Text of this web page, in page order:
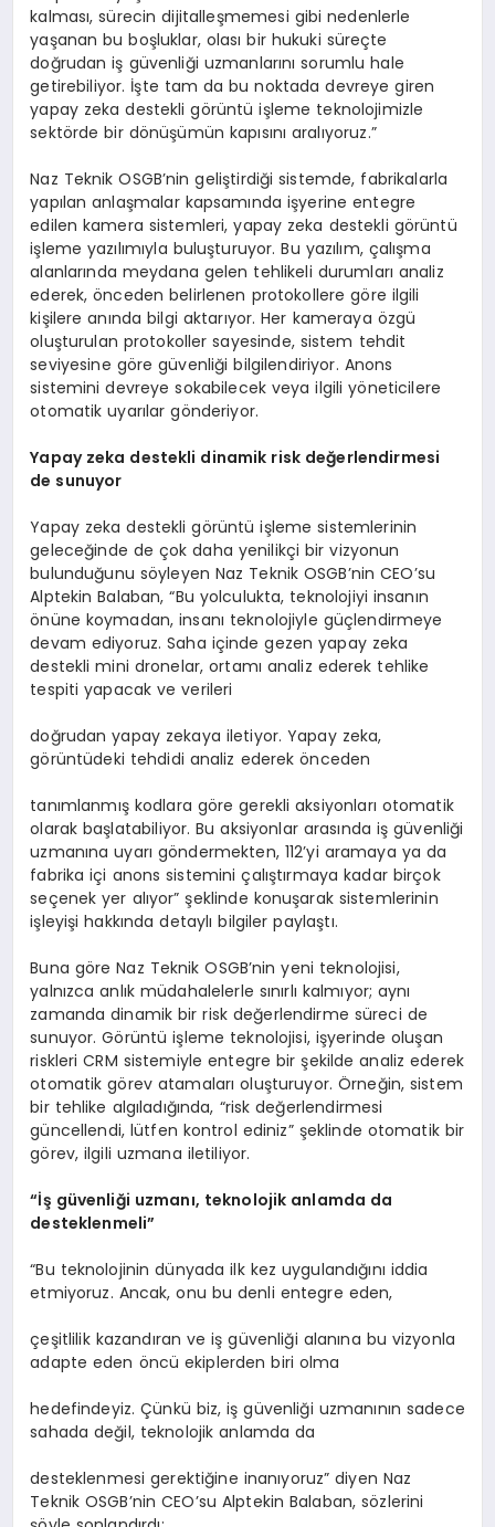
kalması, sürecin dijitalleşmemesi gibi nedenlerle
yaşanan bu boşluklar, olası bir hukuki süreçte
doğrudan iş güvenliği uzmanlarını sorumlu hale
getirebiliyor. İşte tam da bu noktada devreye giren
yapay zeka destekli görüntü işleme teknolojimizle
sektörde bir dönüşümün kapısını aralıyoruz.”
Naz Teknik OSGB’nin geliştirdiği sistemde, fabrikalarla
yapılan anlaşmalar kapsamında işyerine entegre
edilen kamera sistemleri, yapay zeka destekli görüntü
işleme yazılımıyla buluşturuyor. Bu yazılım, çalışma
alanlarında meydana gelen tehlikeli durumları analiz
ederek, önceden belirlenen protokollere göre ilgili
kişilere anında bilgi aktarıyor. Her kameraya özgü
oluşturulan protokoller sayesinde, sistem tehdit
seviyesine göre güvenliği bilgilendiriyor. Anons
sistemini devreye sokabilecek veya ilgili yöneticilere
otomatik uyarılar gönderiyor.
Yapay zeka destekli dinamik risk değerlendirmesi
de sunuyor
Yapay zeka destekli görüntü işleme sistemlerinin
geleceğinde de çok daha yenilikçi bir vizyonun
bulunduğunu söyleyen Naz Teknik OSGB’nin CEO’su
Alptekin Balaban, “Bu yolculukta, teknolojiyi insanın
önüne koymadan, insanı teknolojiyle güçlendirmeye
devam ediyoruz. Saha içinde gezen yapay zeka
destekli mini dronelar, ortamı analiz ederek tehlike
tespiti yapacak ve verileri
doğrudan yapay zekaya iletiyor. Yapay zeka,
görüntüdeki tehdidi analiz ederek önceden
tanımlanmış kodlara göre gerekli aksiyonları otomatik
olarak başlatabiliyor. Bu aksiyonlar arasında iş güvenliği
uzmanına uyarı göndermekten, 112’yi aramaya ya da
fabrika içi anons sistemini çalıştırmaya kadar birçok
seçenek yer alıyor” şeklinde konuşarak sistemlerinin
işleyişi hakkında detaylı bilgiler paylaştı.
Buna göre Naz Teknik OSGB’nin yeni teknolojisi,
yalnızca anlık müdahalelerle sınırlı kalmıyor; aynı
zamanda dinamik bir risk değerlendirme süreci de
sunuyor. Görüntü işleme teknolojisi, işyerinde oluşan
riskleri CRM sistemiyle entegre bir şekilde analiz ederek
otomatik görev atamaları oluşturuyor. Örneğin, sistem
bir tehlike algıladığında, “risk değerlendirmesi
güncellendi, lütfen kontrol ediniz” şeklinde otomatik bir
görev, ilgili uzmana iletiliyor.
“İş güvenliği uzmanı, teknolojik anlamda da
desteklenmeli”
“Bu teknolojinin dünyada ilk kez uygulandığını iddia
etmiyoruz. Ancak, onu bu denli entegre eden,
çeşitlilik kazandıran ve iş güvenliği alanına bu vizyonla
adapte eden öncü ekiplerden biri olma
hedefindeyiz. Çünkü biz, iş güvenliği uzmanının sadece
sahada değil, teknolojik anlamda da
desteklenmesi gerektiğine inanıyoruz” diyen Naz
Teknik OSGB’nin CEO’su Alptekin Balaban, sözlerini